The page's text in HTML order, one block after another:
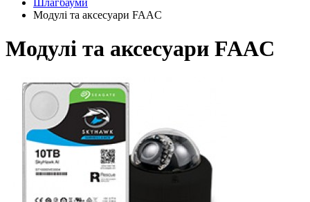
Шлагбауми
Модулі та аксесуари FAAC
Модулі та аксесуари FAAC